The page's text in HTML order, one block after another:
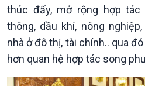
Kinh tế
Tin Kinh tế
Trước giờ mở cửa
thúc đẩy, mở rộng hợp
thông, dầu khí, nông
nhà ở đô thị, tài chính.. qua
hơn quan hệ hợp tác song